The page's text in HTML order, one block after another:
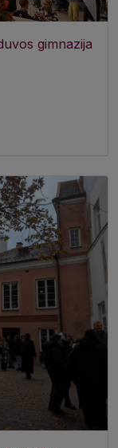
gimnazija